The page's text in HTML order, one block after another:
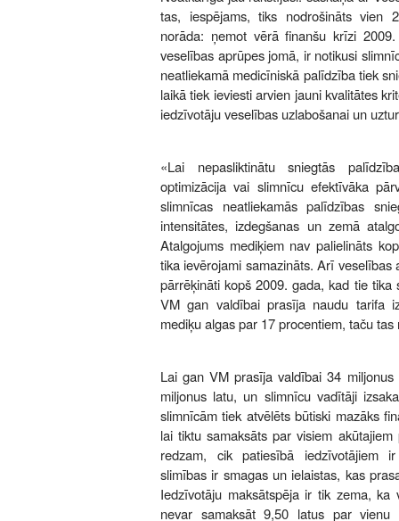
tas, iespējams, tiks nodrošināts vien
norāda: ņemot vērā finanšu krīzi
veselības aprūpes jomā, ir notikusi
neatliekamā medicīniskā palīdzība tiek
laikā tiek ieviesti arvien jauni kvalitātes
iedzīvotāju veselības uzlabošanai un
«Lai nepasliktinātu sniegtās
optimizācija vai slimnīcu efektīvāka
slimnīcas neatliekamās palīdzības
intensitātes, izdegšanas un zemā
Atalgojums mediķiem nav palielināts
tika ievērojami samazināts. Arī veselības
pārrēķināti kopš 2009. gada, kad tie tika
VM gan valdībai prasīja naudu tarifa
mediķu algas par 17 procentiem, taču
Lai gan VM prasīja valdībai 34
miljonus latu, un slimnīcu vadītāji
slimnīcām tiek atvēlēts būtiski mazāks
lai tiktu samaksāts par visiem
redzam, cik patiesībā iedzīvotājiem
slimības ir smagas un ielaistas, kas
Iedzīvotāju maksātspēja ir tik zema,
nevar samaksāt 9,50 latus par vienu